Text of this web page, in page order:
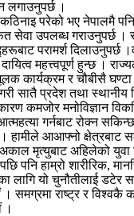
लगाउनुपर्छ ।
परेको भए नेपालमै
सेवा उपलब्ध गराउनुपर्छ
परामर्श दिलाउनुपर्छ
महत्त्वपूर्ण हुन्छ ।
कार्यक्रम र चौबीसै
सातै प्रदेश तथा स्थानीय
कमजोर मनोविज्ञान
आत्महत्या गर्नबाट रोक्न
हामीले आआफ्नो क्षेत्रबाट
मृत्युबाट अहिलेको युवा
पनि हाम्रो शारीरिक,
लागि यो चुनौतीलाई डटेर
। समग्रमा राष्ट्र र विश्वकै
।